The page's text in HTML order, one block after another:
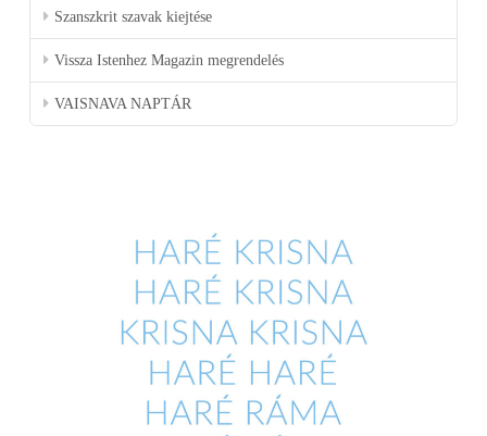
Szanszkrit szavak kiejtése
Vissza Istenhez Magazin megrendelés
VAISNAVA NAPTÁR